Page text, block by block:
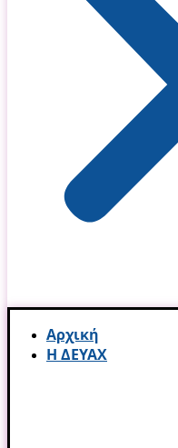
Αρχική
Η ΔΕΥΑΧ